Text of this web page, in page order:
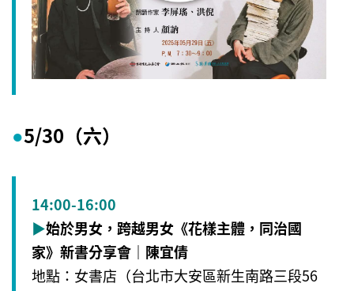
●5/30（六）
14:00-16:00
▶始於男女，跨越男女《花樣主體，同治國
家》新書分享會｜陳宜倩
地點：女書店（台北市大安區新生南路三段56